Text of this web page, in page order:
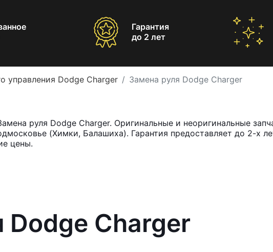
Гарантия
до 2 лет
управления Dodge Charger Замена руля Dodge Charger
руля Dodge Charger. Оригинальные и неоригинальные
(Химки, Балашиха). Гарантия предоставляет до 2-х
цены.
Charger